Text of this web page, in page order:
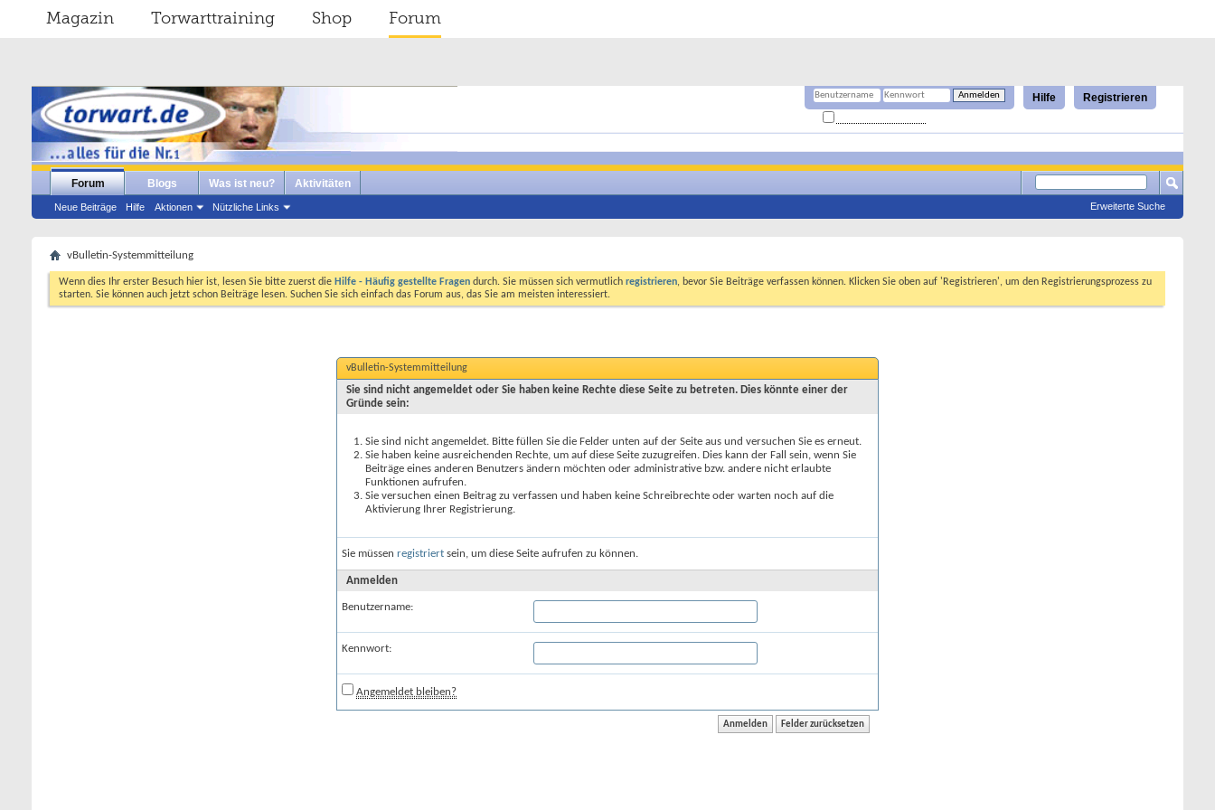
Magazin Torwarttraining Shop Forum
Registrieren
Hilfe
Forum
Neue Beiträge Hilfe Aktionen Nützliche Links
Blogs Was ist neu? Aktivitäten
Erweiterte Suche
vBulletin-Systemmitteilung
Wenn dies Ihr erster Besuch hier ist, lesen Sie bitte zuerst die Hilfe - Häufig gestellte Fragen durch. Sie müssen sich vermutlich registrieren, bevor Sie Beiträge verfassen können. Klicken Sie oben auf 'Registrieren', um den Registrierungsprozess zu
starten. Sie können auch jetzt schon Beiträge lesen. Suchen Sie sich einfach das Forum aus, das Sie am meisten interessiert.
vBulletin-Systemmitteilung
Sie sind nicht angemeldet oder Sie haben keine Rechte diese Seite zu betreten. Dies könnte einer der
Gründe sein:
Sie sind nicht angemeldet. Bitte füllen Sie die Felder unten auf der Seite aus und versuchen Sie es erneut.
Sie haben keine ausreichenden Rechte, um auf diese Seite zuzugreifen. Dies kann der Fall sein, wenn Sie
Beiträge eines anderen Benutzers ändern möchten oder administrative bzw. andere nicht erlaubte
Funktionen aufrufen.
Sie versuchen einen Beitrag zu verfassen und haben keine Schreibrechte oder warten noch auf die
Aktivierung Ihrer Registrierung.
Sie müssen registriert sein, um diese Seite aufrufen zu können.
Anmelden
Benutzername:
Kennwort:
Angemeldet bleiben?